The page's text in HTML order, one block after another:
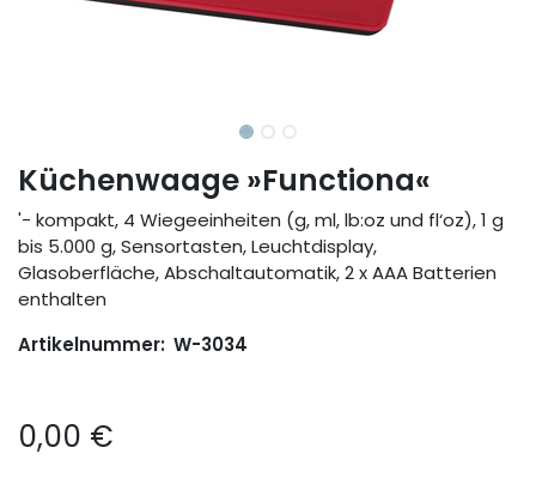
Küchenwaage »Functiona«
'- kompakt, 4 Wiegeeinheiten (g, ml, lb:oz und fl‘oz), 1 g
bis 5.000 g, Sensortasten, Leuchtdisplay,
Glasoberfläche, Abschaltautomatik, 2 x AAA Batterien
enthalten
Artikelnummer: W-3034
0,00 €